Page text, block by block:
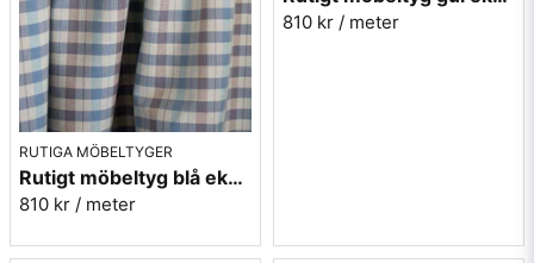
RUTIGA MÖBELTYGER
Rutigt möbeltyg blå ekobomull - Lovisa Ruta nr.351
810 kr / meter
810 kr / meter